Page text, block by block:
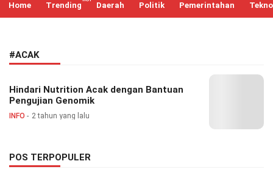
Home Trending Daerah Politik Pemerintahan Tekno
#ACAK
Hindari Nutrition Acak dengan Bantuan
Pengujian Genomik
INFO 2 tahun yang lalu
POS TERPOPULER